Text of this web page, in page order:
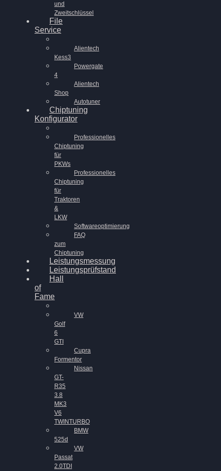
und
Zweitschlüssel
File
Service
Alientech
Kess3
Powergate
4
Alientech
Shop
Autotuner
Chiptuning
Konfigurator
Professionelles
Chiptuning
für
PKWs
Professionelles
Chiptuning
für
Traktoren
&
LKW
Softwareoptimierung
FAQ
zum
Chiptuning
Leistungsmessung
Leistungsprüfstand
Hall
of
Fame
VW
Golf
6
GTI
Cupra
Formentor
Nissan
GT-
R35
3.8
MK3
V6
TWINTURBO
BMW
525d
VW
Passat
2.0TDI